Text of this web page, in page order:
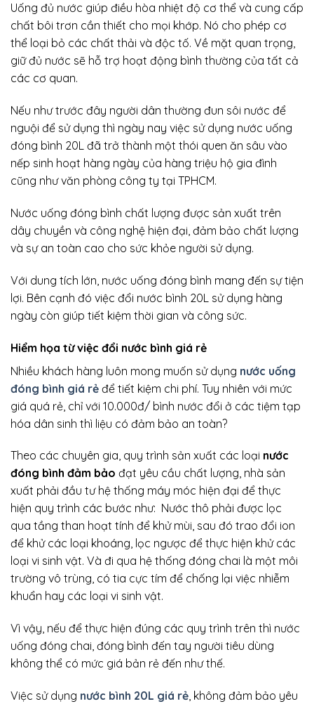
Uống đủ nước giúp điều hòa nhiệt độ cơ thể và cung cấp
chất bôi trơn cần thiết cho mọi khớp. Nó cho phép cơ
thể loại bỏ các chất thải và độc tố. Về mặt quan trọng,
giữ đủ nước sẽ hỗ trợ hoạt động bình thường của tất cả
các cơ quan.
Nếu như trước đây người dân thường đun sôi nước để
nguội để sử dụng thì ngày nay việc sử dụng nước uống
đóng bình 20L đã trở thành một thói quen ăn sâu vào
nếp sinh hoạt hàng ngày của hàng triệu hộ gia đình
cũng như văn phòng công ty tại TPHCM.
Nước uống đóng bình chất lượng được sản xuất trên
dây chuyền và công nghệ hiện đại, đảm bảo chất lượng
và sự an toàn cao cho sức khỏe người sử dụng.
Với dung tích lớn, nước uống đóng bình mang đến sự tiện
lợi. Bên cạnh đó việc đổi nước bình 20L sử dụng hàng
ngày còn giúp tiết kiệm thời gian và công sức.
Hiểm họa từ việc đổi nước bình giá rẻ
Nhiều khách hàng luôn mong muốn sử dụng nước uống
đóng bình giá rẻ để tiết kiệm chi phí. Tuy nhiên với mức
giá quá rẻ, chỉ với 10.000đ/ bình nước đổi ở các tiệm tạp
hóa dân sinh thì liệu có đảm bảo an toàn?
Theo các chuyên gia, quy trình sản xuất các loại nước
đóng bình đảm bảo đạt yêu cầu chất lượng, nhà sản
xuất phải đầu tư hệ thống máy móc hiện đại để thực
hiện quy trình các bước như: Nước thô phải được lọc
qua tầng than hoạt tính để khử mùi, sau đó trao đổi ion
để khử các loại khoáng, lọc ngược để thực hiện khử các
loại vi sinh vật. Và đi qua hệ thống đóng chai là một môi
trường vô trùng, có tia cực tím để chống lại việc nhiễm
khuẩn hay các loại vi sinh vật.
Vì vậy, nếu để thực hiện đúng các quy trình trên thì nước
uống đóng chai, đóng bình đến tay người tiêu dùng
không thể có mức giá bản rẻ đến như thế.
Việc sử dụng nước bình 20L giá rẻ, không đảm bảo yêu